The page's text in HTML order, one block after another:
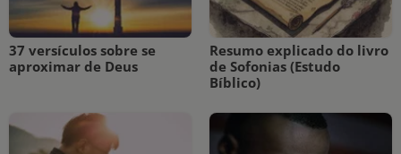
37 versículos sobre se
aproximar de Deus
Resumo explicado do livro
de Sofonias (Estudo
Bíblico)